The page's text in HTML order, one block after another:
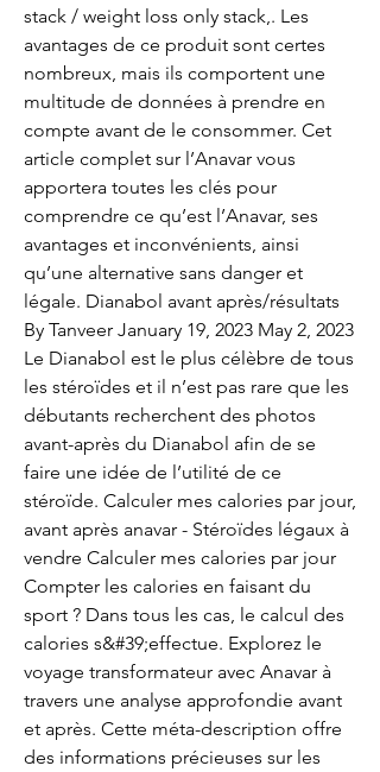
stack / weight loss only stack,. Les
avantages de ce produit sont certes
nombreux, mais ils comportent une
multitude de données à prendre en
compte avant de le consommer. Cet
article complet sur l’Anavar vous
apportera toutes les clés pour
comprendre ce qu’est l’Anavar, ses
avantages et inconvénients, ainsi
qu’une alternative sans danger et
légale. Dianabol avant après/résultats
By Tanveer January 19, 2023 May 2, 2023
Le Dianabol est le plus célèbre de tous
les stéroïdes et il n’est pas rare que les
débutants recherchent des photos
avant-après du Dianabol afin de se
faire une idée de l’utilité de ce
stéroïde. Calculer mes calories par jour,
avant après anavar - Stéroïdes légaux à
vendre Calculer mes calories par jour
Compter les calories en faisant du
sport ? Dans tous les cas, le calcul des
calories s&#39;effectue. Explorez le
voyage transformateur avec Anavar à
travers une analyse approfondie avant
et après. Cette méta-description offre
des informations précieuses sur les